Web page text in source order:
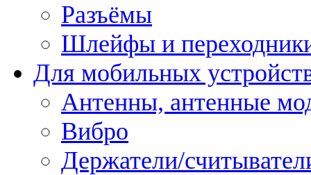
Разъёмы
Шлейфы и
Для мобильных
Антенны, антенные
Вибро
Держатели/